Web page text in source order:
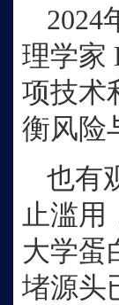
2024
理学家
项技术
衡风险
也有
止滥用
大学蛋
堵源头